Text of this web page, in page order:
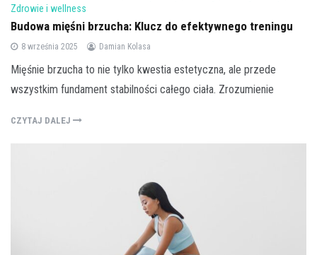
Zdrowie i wellness
Budowa mięśni brzucha: Klucz do efektywnego treningu
8 września 2025 Damian Kolasa
Mięśnie brzucha to nie tylko kwestia estetyczna, ale przede
wszystkim fundament stabilności całego ciała. Zrozumienie
CZYTAJ DALEJ